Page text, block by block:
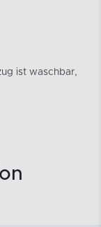
ist waschbar,